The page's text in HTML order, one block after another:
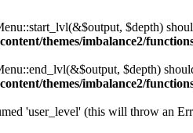
$depth)
themes/imbalance2/
$depth)
themes/imbalance2/
'user_level' (this will throw an